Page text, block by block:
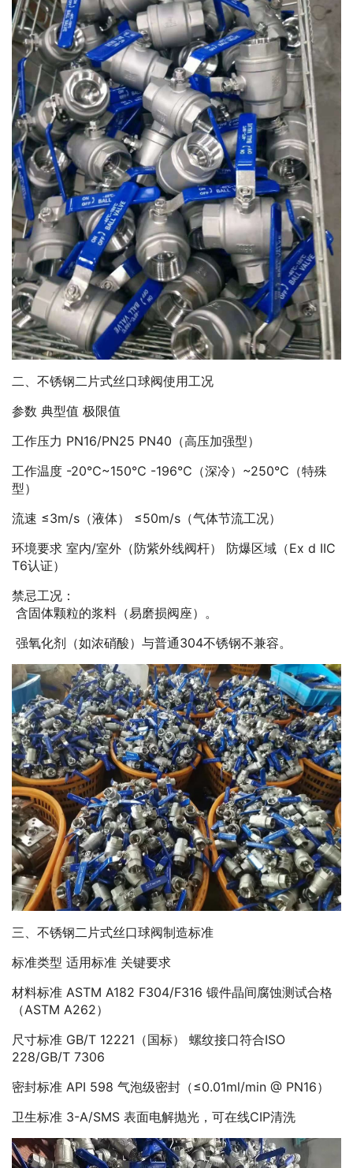
二、不锈钢二片式丝口球阀使用工况
参数 典型值 极限值
工作压力 PN16/PN25 PN40（高压加强型）
工作温度 -20℃~150℃ -196℃（深冷）~250℃（特殊
型）
流速 ≤3m/s（液体） ≤50m/s（气体节流工况）
环境要求 室内/室外（防紫外线阀杆） 防爆区域（Ex d IIC
T6认证）
禁忌工况：
含固体颗粒的浆料（易磨损阀座）。
强氧化剂（如浓硝酸）与普通304不锈钢不兼容。
三、不锈钢二片式丝口球阀制造标准
标准类型 适用标准 关键要求
材料标准 ASTM A182 F304/F316 锻件晶间腐蚀测试合格
（ASTM A262）
尺寸标准 GB/T 12221（国标） 螺纹接口符合ISO
228/GB/T 7306
密封标准 API 598 气泡级密封（≤0.01ml/min @ PN16）
卫生标准 3-A/SMS 表面电解抛光，可在线CIP清洗